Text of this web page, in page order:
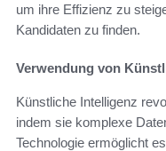
um ihre Effizienz zu
Kandidaten zu finden.
Verwendung von
Künstliche Intelligenz
indem sie komplexe
Technologie ermöglicht